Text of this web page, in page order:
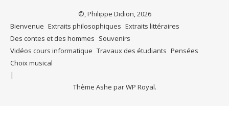
©, Philippe Didion, 2026
Bienvenue Extraits philosophiques Extraits littéraires
Des contes et des hommes Souvenirs
Vidéos cours informatique Travaux des étudiants Pensées
Choix musical
Thème Ashe parWP Royal.